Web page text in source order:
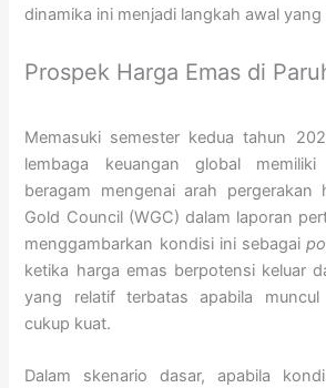
dinamika ini menjadi langkah awal
Prospek Harga Emas di
Memasuki semester kedua tahun
lembaga keuangan global
beragam mengenai arah pergerakan
Gold Council (WGC) dalam laporan
menggambarkan kondisi ini sebagai
ketika harga emas berpotensi keluar
yang relatif terbatas apabila
cukup kuat.
Dalam skenario dasar, apabila